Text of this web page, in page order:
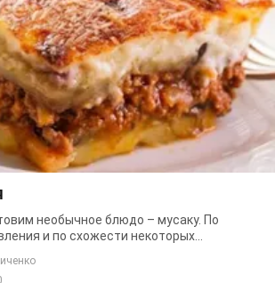
необычное блюдо – мусаку. По
и по схожести некоторых
напоминает лазанью, но это два ...